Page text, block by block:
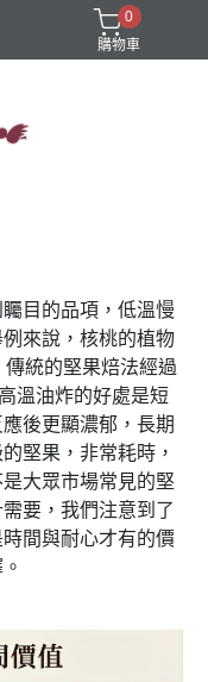
0
購物車
目的品項，低溫慢
來說，核桃的植物
統的堅果焙法經過
溫油炸的好處是短
後更顯濃郁，長期
堅果，非常耗時，
大眾市場常見的堅
要，我們注意到了
間與耐心才有的價